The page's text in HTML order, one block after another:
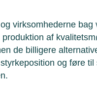
virksomhederne
af
de billigere
og føre